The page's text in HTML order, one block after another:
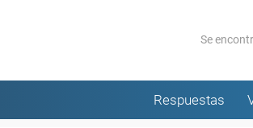
Se
Respuestas